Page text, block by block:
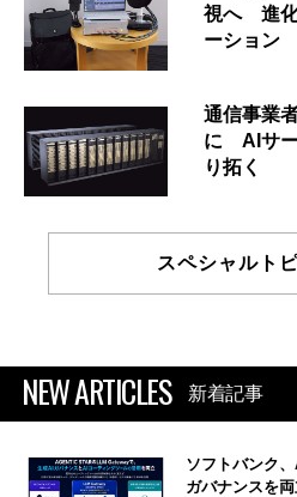
視へ 進化
ーション
通信事業
に AIサー
り拓く
スペシャルト
NEW ARTICLES 新着記事
ソフトバンク
ガバナンスを